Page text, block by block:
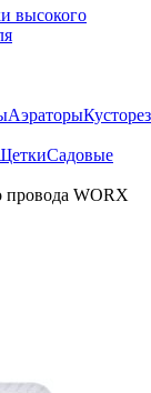
высокого
Аэраторы
Садовые
провода WORX